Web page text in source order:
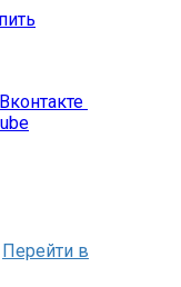
Перейти в